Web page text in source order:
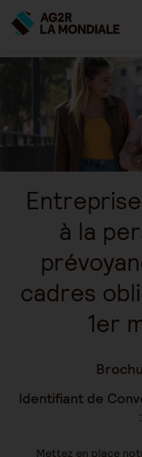
à la
cadres
1er
Identifiant de
:
Mettez en place